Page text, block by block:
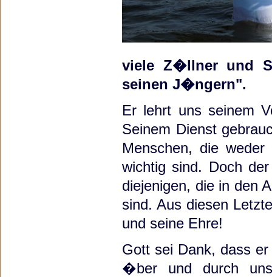
viele Z�llner und
seinen J�ngern".
Er lehrt uns seinem
Seinem Dienst
Menschen, die
wichtig sind. Doch
diejenigen, die in den
sind. Aus diesen
und seine Ehre!
Gott sei Dank, dass
�ber und durch